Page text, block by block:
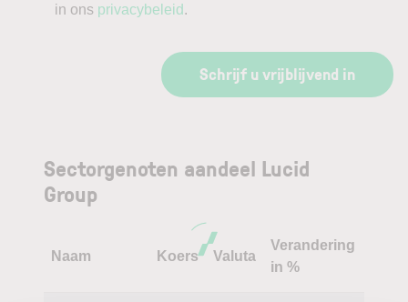
in ons privacybeleid .
Schrijf u vrijblijvend in
Sectorgenoten aandeel Lucid
Group
Naam Koers Valuta
Verandering
in %